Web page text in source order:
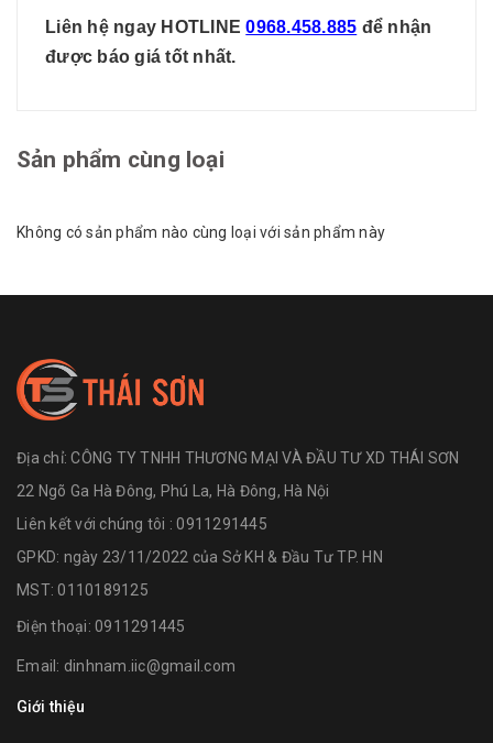
Liên hệ ngay HOTLINE0968.458.885 để nhận
được báo giá tốt nhất.
Sản phẩm cùng loại
Không có sản phẩm nào cùng loại với sản phẩm này
Địa chỉ:CÔNG TY TNHH THƯƠNG MẠI VÀ ĐẦU TƯ XD THÁI SƠN
22 Ngõ Ga Hà Đông, Phú La, Hà Đông, Hà Nội
Liên kết với chúng tôi : 0911291445
GPKD: ngày 23/11/2022 của Sở KH & Đầu Tư TP. HN
MST: 0110189125
Điện thoại: 0911291445
Email: dinhnam.iic@gmail.com
Giới thiệu